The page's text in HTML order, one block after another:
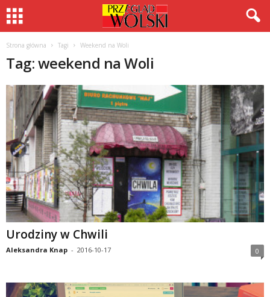
Strona główna Tagi Weekend na Woli
Tag: weekend na Woli
Urodziny w Chwili
Aleksandra Knap - 2016-10-17 0